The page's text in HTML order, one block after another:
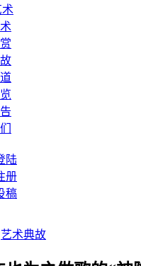
术
陆
册
稿
艺术典故